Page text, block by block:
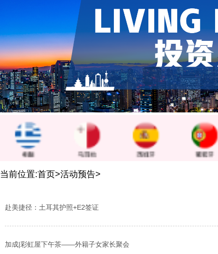
当前位置:首页>活动预告>
赴美捷径：土耳其护照+E2签证
加成|彩虹屋下午茶——外籍子女家长聚会